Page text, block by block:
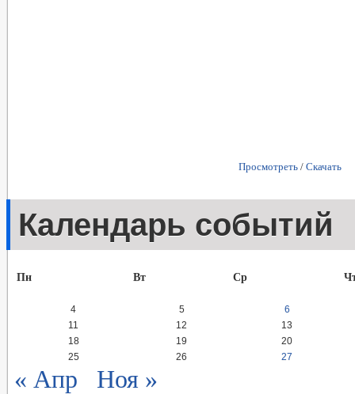
Просмотреть / Скачать
Календарь событий
Пн Вт Ср
4 5
6
11
12
13
18
19
20
25
26 27
« Апр Ноя »